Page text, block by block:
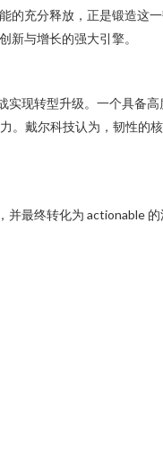
的充分释放，正是锻造这
与增长的强大引擎。
实现转型升级。一个具备
。戴尔科技认为，韧性的
并最终转化为 actionable